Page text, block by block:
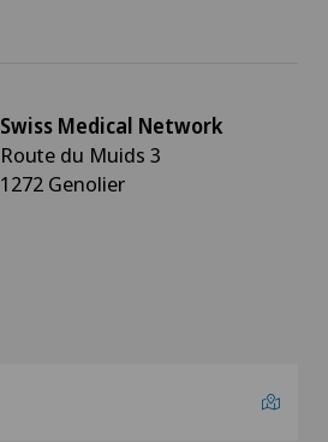
Swiss Medical Network
Route du Muids 3
1272 Genolier